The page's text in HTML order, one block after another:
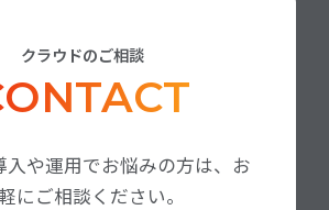
クラウドのご相談
入や運用でお悩みの方は、お
にご相談ください。